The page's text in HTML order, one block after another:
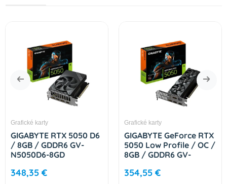
Grafické karty
GIGABYTE RTX 5050 D6
/ 8GB / GDDR6 GV-
N5050D6-8GD
348,35 €
Grafické karty
GIGABYTE GeForce RTX
5050 Low Profile / OC /
8GB / GDDR6 GV-
354,55 €